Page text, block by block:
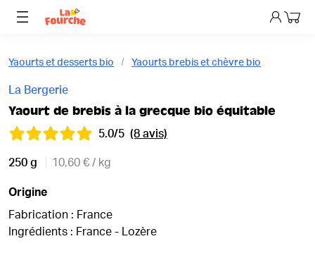
Mon
Yaourts et desserts bio Yaourts brebis et chèvre bio
La Bergerie
Yaourt de brebis à la grecque bio équitable
5.0/5 (8 avis)
250 g 10,60 € / kg
Origine
Fabrication : France
Ingrédients : France - Lozère